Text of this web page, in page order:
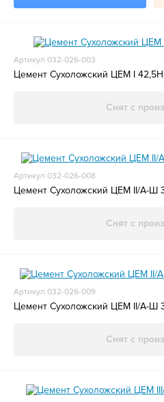
Артикул 032-026-003
Цемент Сухоложский ЦЕМ I
Снят с
Артикул 032-026-008
Цемент Сухоложский ЦЕМ II/А-Ш
Снят с
Артикул 032-026-009
Цемент Сухоложский ЦЕМ II/А-Ш
Снят с